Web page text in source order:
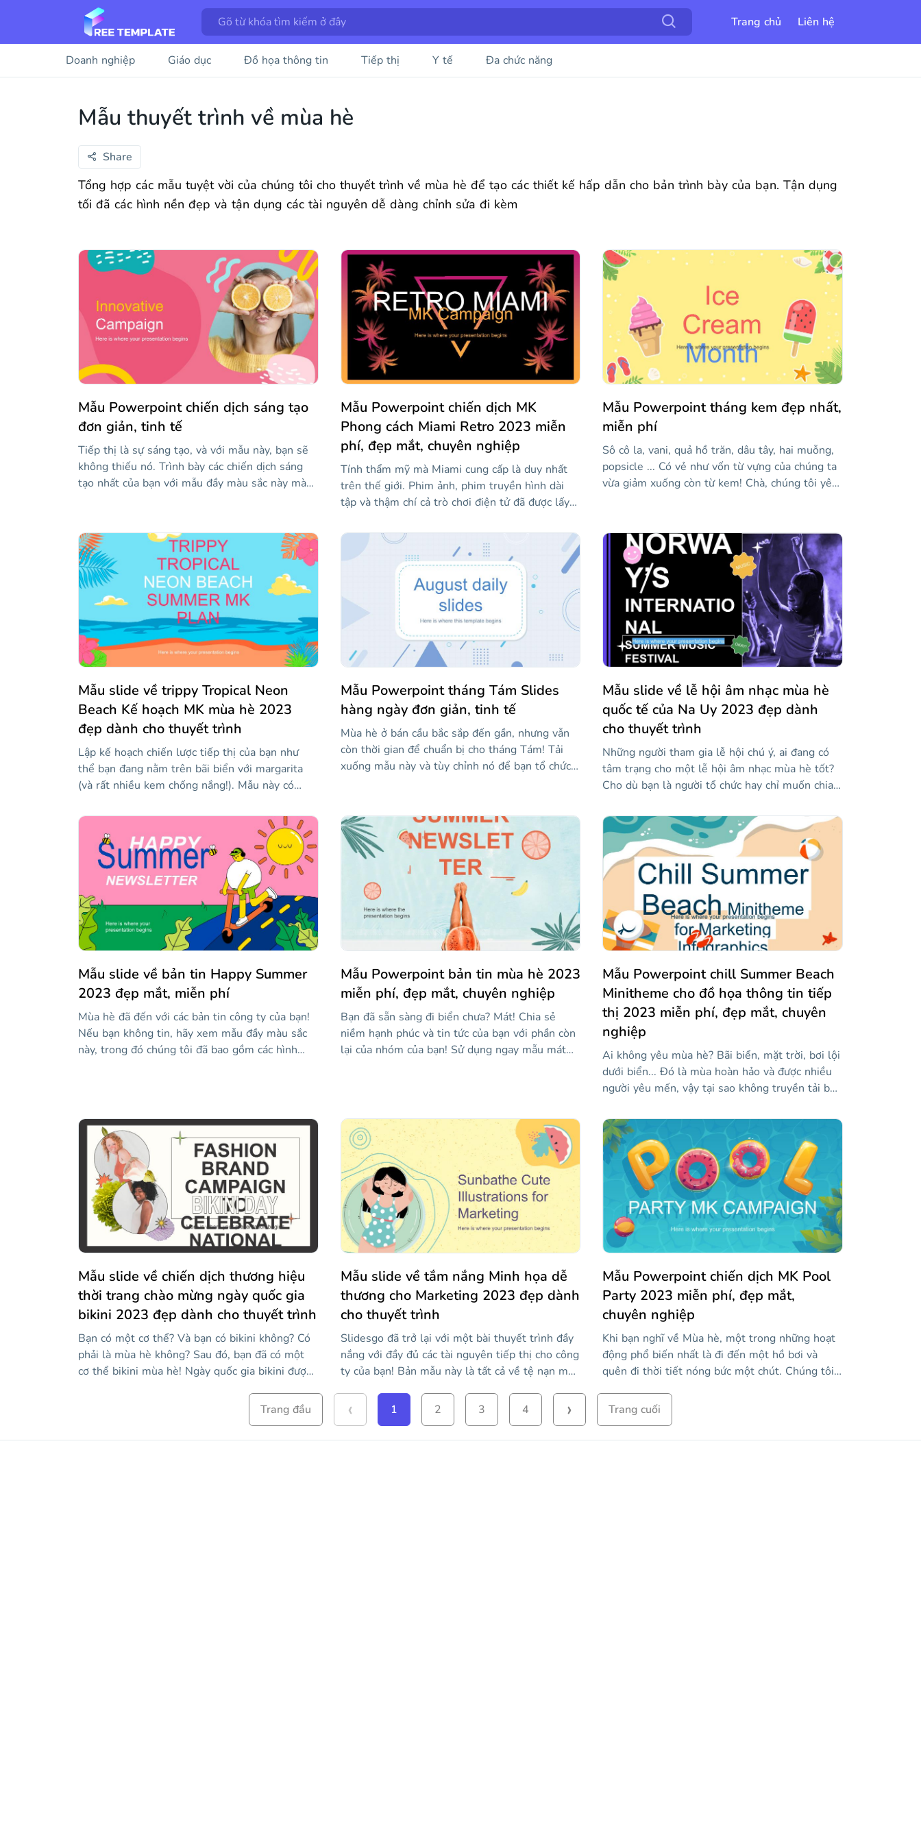
Trang chủ Liên hệ
Doanh nghiệp Giáo dục Đồ họa thông tin Tiếp thị Y tế Đa chức năng
Mẫu thuyết trình về mùa hè
Share
Tổng hợp các mẫu tuyệt vời của chúng tôi cho thuyết trình về mùa hè để tạo các thiết kế hấp dẫn cho bản trình bày của bạn. Tận dụng
tối đã các hình nền đẹp và tận dụng các tài nguyên dễ dàng chỉnh sửa đi kèm
Mẫu Powerpoint chiến dịch sáng tạo
đơn giản, tinh tế
Tiếp thị là sự sáng tạo, và với mẫu này, bạn sẽ
không thiếu nó. Trình bày các chiến dịch sáng
tạo nhất của bạn với mẫu đầy màu sắc này mà
mục tiêu, chiến lược, lịch biểu, hành động và
ngân sách của bạn. Thông tin dễ hiểu là chìa
khóa thành công!
Mẫu Powerpoint chiến dịch MK
Phong cách Miami Retro 2023 miễn
phí, đẹp mắt, chuyên nghiệp
Tính thẩm mỹ mà Miami cung cấp là duy nhất
trên thế giới. Phim ảnh, phim truyền hình dài
tập và thậm chí cả trò chơi điện tử đã được lấy
rũ và một phong cách rất phổ biến cách đây vài
thập kỷ mà ngày nay vẫn có thể nhận ra. Bạn sẽ
nhận được một số tính thẩm mỹ đó trong mẫu
có thể chỉnh sửa này cho các chiến dịch tiếp thị.
Bãi biển, cuộc sống về đêm, những cây cọ... Gợi
lên phản hồi tuyệt vời từ khán giả của bạn với
sự trợ giúp của bài thuyết trình này!
Mẫu Powerpoint tháng kem đẹp nhất,
miễn phí
Sô cô la, vani, quả hồ trăn, dâu tây, hai muỗng,
popsicle ... Có vẻ như vốn từ vựng của chúng ta
vừa giảm xuống còn từ kem! Chà, chúng tôi yêu
niệm Tháng kem. Vậy là xong, chúng ta phải tạo
một mẫu dành riêng cho thứ mới mẻ và ngon
miệng này! Hãy để những rung cảm mùa hè
phát ra từ mẫu này bao quanh bạn. Tùy chỉnh
các slide, di chuyển các nhãn dán xung quanh,
nói về hương vị yêu thích của bạn... Hmmmm,
kem.
Mẫu slide về trippy Tropical Neon
Beach Kế hoạch MK mùa hè 2023
đẹp dành cho thuyết trình
Lập kế hoạch chiến lược tiếp thị của bạn như
thể bạn đang nằm trên bãi biển với margarita
(và rất nhiều kem chống nắng!). Mẫu này có
ngọt ngào trên bãi biển và sẽ khiến khán giả hài
lòng khi nghe bài phát biểu của bạn. Với mẫu
này, bạn có một thẻ "bao gồm tất cả": đồ họa
thông tin, bản đồ, biểu đồ, đồ thị... và mọi thứ
đều có thể chỉnh sửa được! Nhận dù che nắng và
nhóm tiếp thị của bạn và bắt đầu giải thích các
bước để có một kế hoạch tiếp thị thành công.
Mẫu Powerpoint tháng Tám Slides
hàng ngày đơn giản, tinh tế
Mùa hè ở bán cầu bắc sắp đến gần, nhưng vẫn
còn thời gian để chuẩn bị cho tháng Tám! Tải
xuống mẫu này và tùy chỉnh nó để bạn tổ chức
Thiết kế này rõ ràng và có màu xanh nhạt và
trắng. Chúng tôi đã bao gồm các trang trình bày
trong nhiều tuần và ngày, và sau đó, bạn sẽ tìm
thấy lịch, danh sách việc cần làm, đồ họa thông
tin và các loại bố cục khác.
Mẫu slide về lễ hội âm nhạc mùa hè
quốc tế của Na Uy 2023 đẹp dành
cho thuyết trình
Những người tham gia lễ hội chú ý, ai đang có
tâm trạng cho một lễ hội âm nhạc mùa hè tốt?
Cho dù bạn là người tổ chức hay chỉ muốn chia
mẫu này sẽ giúp ích rất nhiều. Phong cách hiện
đại của nó kết hợp nền đen với hình ảnh mà bộ
lọc màu tím đã được áp dụng, để mô phỏng ảnh
đêm. Chúng tôi cũng đã bao gồm các nhãn dán
mang lại cho nó một liên lạc thú vị và các tài
nguyên khác nhau như biểu đồ, dòng thời gian,
bản đồ...
Mẫu slide về bản tin Happy Summer
2023 đẹp mắt, miễn phí
Mùa hè đã đến với các bản tin công ty của bạn!
Nếu bạn không tin, hãy xem mẫu đầy màu sắc
này, trong đó chúng tôi đã bao gồm các hình
người sẽ háo hức tìm hiểu về tin tức công ty, bổ
sung mới và các sự kiện sắp tới. Đối với tất cả
điều này và hơn thế nữa, chúng tôi đã bao gồm
các tài nguyên mà bạn có thể tùy chỉnh theo ý
thích của mình.
Mẫu Powerpoint bản tin mùa hè 2023
miễn phí, đẹp mắt, chuyên nghiệp
Bạn đã sẵn sàng đi biển chưa? Mát! Chia sẻ
niềm hạnh phúc và tin tức của bạn với phần còn
lại của nhóm của bạn! Sử dụng ngay mẫu mát
Mẫu Powerpoint chill Summer Beach
Minitheme cho đồ họa thông tin tiếp
thị 2023 miễn phí, đẹp mắt, chuyên
nghiệp
Ai không yêu mùa hè? Bãi biển, mặt trời, bơi lội
dưới biển... Đó là mùa hoàn hảo và được nhiều
người yêu mến, vậy tại sao không truyền tải bản
bạn? Hãy xem mẫu infographics này với đầy đủ
các hình minh họa bãi biển và để bản thân bị
cuốn theo sự thư giãn của những con sóng đung
đưa. Để sử dụng nó, bạn chỉ cần tải xuống và
chỉnh sửa các tài nguyên mà chúng tôi đã đưa
vào. Chúng có thể tùy chỉnh 100%.
Mẫu slide về chiến dịch thương hiệu
thời trang chào mừng ngày quốc gia
bikini 2023 đẹp dành cho thuyết trình
Bạn có một cơ thể? Và bạn có bikini không? Có
phải là mùa hè không? Sau đó, bạn đã có một
cơ thể bikini mùa hè! Ngày quốc gia bikini được
là một cơ hội hoàn hảo để đi ra ngoài và tận
hưởng một ngày hè ấm áp trên bãi biển, bên hồ
bơi hoặc tại hồ. Nếu bạn quản lý một thương
Mẫu slide về tắm nắng Minh họa dễ
thương cho Marketing 2023 đẹp dành
cho thuyết trình
Slidesgo đã trở lại với một bài thuyết trình đầy
nắng với đầy đủ các tài nguyên tiếp thị cho công
ty của bạn! Bản mẫu này là tất cả về tệ nạn mùa
làm cho khán giả của bạn cảm thấy như thể họ
đang đi nghỉ! Và, bạn biết đấy, làm cho khách
hàng cảm thấy tốt là bước đầu tiên trước khi
Mẫu Powerpoint chiến dịch MK Pool
Party 2023 miễn phí, đẹp mắt,
chuyên nghiệp
Khi bạn nghĩ về Mùa hè, một trong những hoạt
động phổ biến nhất là đi đến một hồ bơi và
quên đi thời tiết nóng bức một chút. Chúng tôi
Vậy còn việc tổ chức một bữa tiệc bể bơi để tập
hợp tất cả đối tượng mục tiêu của bạn để tạo
thêm tiếng vang cho công ty của bạn thì sao? DJ
Trang đầu ‹ 1 2 3 4 › Trang cuối